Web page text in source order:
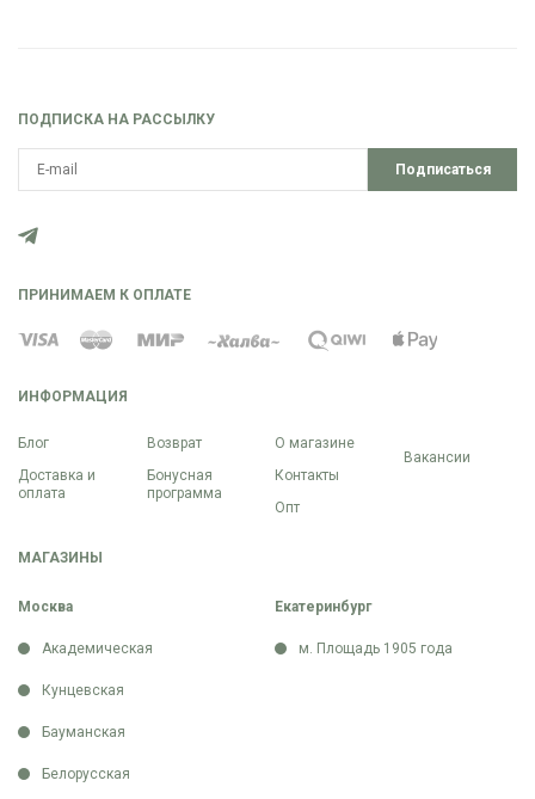
ИНФОРМАЦИЯ
Блог
Доставка и
оплата
Возврат
Бонусная
программа
О магазине
Контакты
Опт
Вакансии
МАГАЗИНЫ
Москва
Академическая
Кунцевская
Бауманская
Белорусская
Екатеринбург
м. Площадь 1905 года
ПОДПИСКА НА РАССЫЛКУ
Подписаться
ПРИНИМАЕМ К ОПЛАТЕ